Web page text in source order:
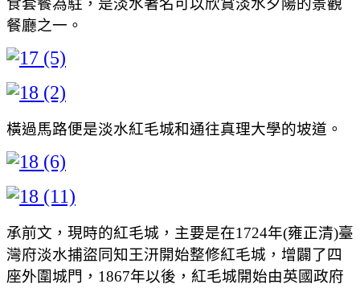
食套餐為駐，是淡水著名可以欣賞淡水夕陽的景觀
餐廳之一。
橫過馬路便是淡水紅毛城和通往真理大學的坡道。
承前文，現時的紅毛城，主要是在1724年(雍正清)臺
灣府淡水捕盜同知王汧開始整修紅毛城，增闢了四
座外圍城門，1867年以後，紅毛城開始由英國政府